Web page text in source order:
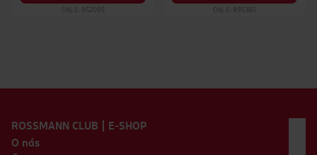
Obj. č.: 952095 Obj. č.: 895385
ROSSMANN CLUB | E-SHOP
O nás